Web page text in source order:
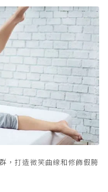
，打造微笑曲線和修飾假胯